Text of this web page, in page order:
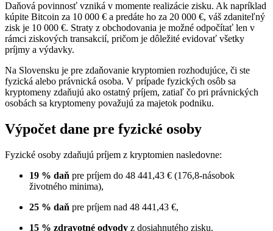
Daňová povinnosť vzniká v momente realizácie zisku. Ak napríklad
kúpite Bitcoin za 10 000 € a predáte ho za 20 000 €, váš zdaniteľný
zisk je 10 000 €. Straty z obchodovania je možné odpočítať len v
rámci ziskových transakcií, pričom je dôležité evidovať všetky
príjmy a výdavky.
Na Slovensku je pre zdaňovanie kryptomien rozhodujúce, či ste
fyzická alebo právnická osoba. V prípade fyzických osôb sa
kryptomeny zdaňujú ako ostatný príjem, zatiaľ čo pri právnických
osobách sa kryptomeny považujú za majetok podniku.
Výpočet dane pre fyzické osoby
Fyzické osoby zdaňujú príjem z kryptomien nasledovne:
19 % daň pre príjem do 48 441,43 € (176,8-násobok
životného minima),
25 % daň pre príjem nad 48 441,43 €,
15 % zdravotné odvody z dosiahnutého zisku.